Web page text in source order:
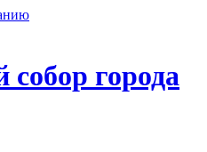
собор города